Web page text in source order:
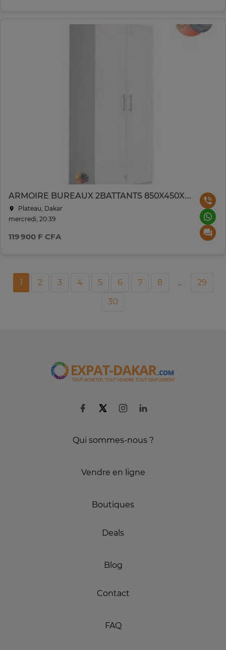
ARMOIRE BUREAUX 2BATTANTS 850X450X7 50 CM BLANC ARB002
Plateau, Dakar
mercredi, 20:39
119 900 F CFA
1 2 3 4 5 6 7 8 ...
29
30
Qui sommes-nous ?
Vendre en ligne
Boutiques
Deals
Blog
Contact
FAQ